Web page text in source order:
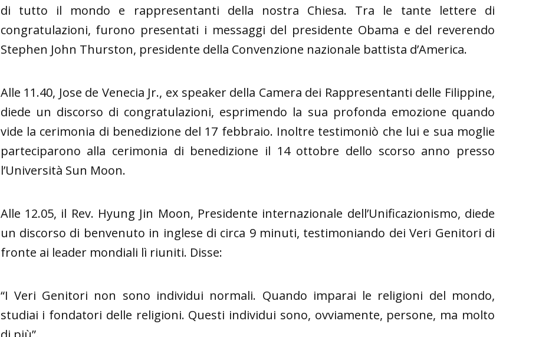
di tutto il mondo e rappresentanti della nostra Chiesa. Tra le tante lettere di
congratulazioni, furono presentati i messaggi del presidente Obama e del reverendo
Stephen John Thurston, presidente della Convenzione nazionale battista d’America.
Alle 11.40, Jose de Venecia Jr., ex speaker della Camera dei Rappresentanti delle Filippine,
diede un discorso di congratulazioni, esprimendo la sua profonda emozione quando
vide la cerimonia di benedizione del 17 febbraio. Inoltre testimoniò che lui e sua moglie
parteciparono alla cerimonia di benedizione il 14 ottobre dello scorso anno presso
l’Università Sun Moon.
Alle 12.05, il Rev. Hyung Jin Moon, Presidente internazionale dell’Unificazionismo, diede
un discorso di benvenuto in inglese di circa 9 minuti, testimoniando dei Veri Genitori di
fronte ai leader mondiali lì riuniti. Disse:
“I Veri Genitori non sono individui normali. Quando imparai le religioni del mondo,
studiai i fondatori delle religioni. Questi individui sono, ovviamente, persone, ma molto